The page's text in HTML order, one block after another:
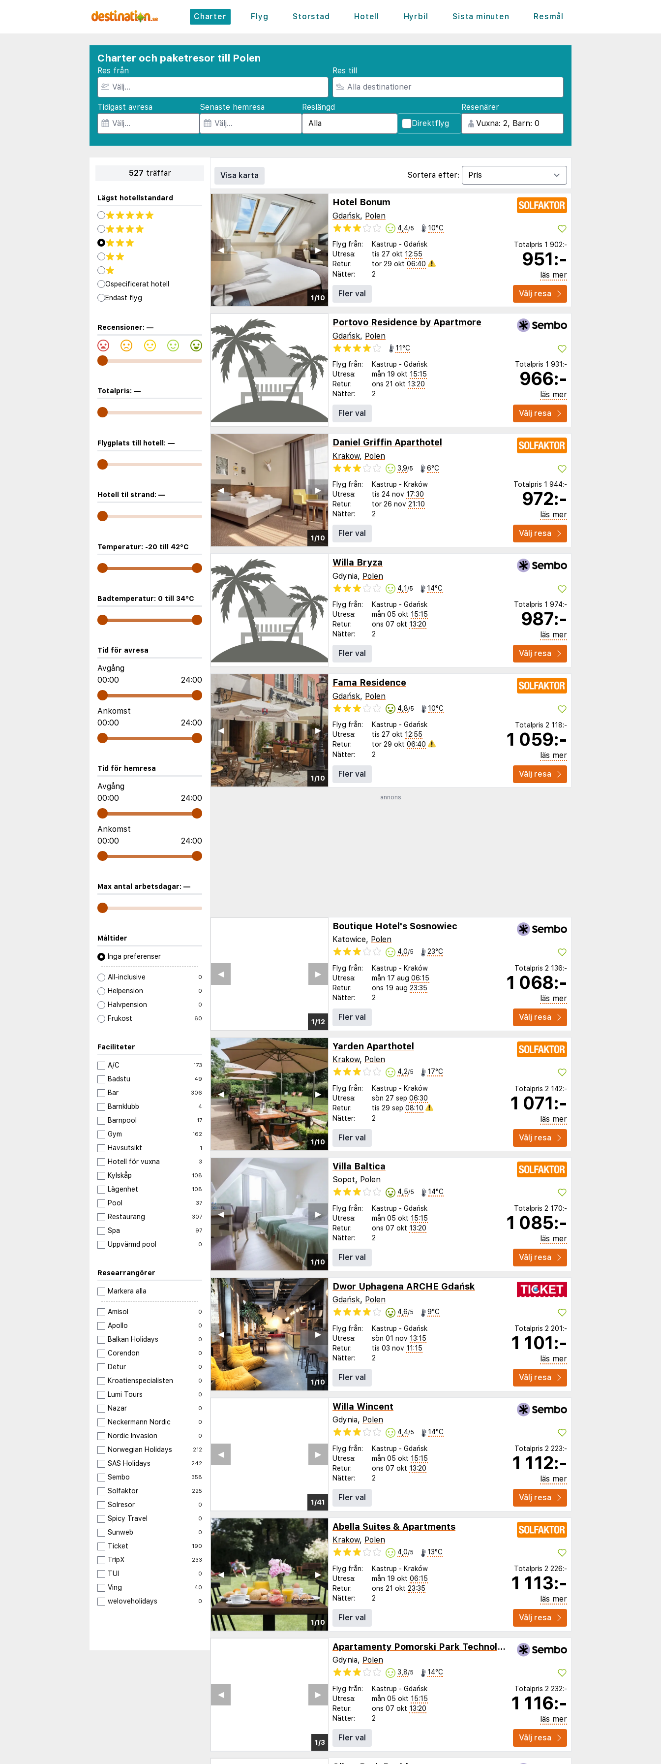
Charter Flyg Storstad Hotell Hyrbil Sista minuten Resmål
Charter och paketresor till Polen
Res från Res till
Tidigast avresa Senaste hemresa
Reslängd
Direktflyg
Resenärer
527 träffar
Lägst hotellstandard
Ospecificerat hotell
Endast flyg
Recensioner: —
Totalpris: —
Flygplats till hotell: —
Hotell til strand: —
Temperatur: -20 till 42°C
Badtemperatur: 0 till 34°C
Tid för avresa
Avgång
00:00
24:00
Ankomst
00:00
24:00
Tid för hemresa
Avgång
00:00
24:00
Ankomst
00:00
24:00
Max antal arbetsdagar: —
Måltider
Inga preferenser
All-inclusive 0
Helpension 0
Halvpension 0
Frukost 60
Faciliteter
A/C 173
Badstu 49
Bar 306
Barnklubb 4
Barnpool 17
Gym 162
Havsutsikt 1
Hotell för vuxna 3
Kylskåp 108
Lägenhet 108
Pool 37
Restaurang 307
Spa 97
Uppvärmd pool 0
Researrangörer
Markera alla
Amisol 0
Apollo 0
Balkan Holidays 0
Corendon 0
Detur 0
Kroatienspecialisten 0
Lumi Tours 0
Nazar 0
Neckermann Nordic 0
Nordic Invasion 0
Norwegian Holidays 212
SAS Holidays 242
Sembo 358
Solfaktor 225
Solresor 0
Spicy Travel 0
Sunweb 0
Ticket 190
TripX 233
TUI 0
Ving 40
weloveholidays 0
Visa karta Sortera efter:
1/10
▶︎
◀︎
Hotel Bonum
Gdańsk, Polen
4,4/5 10°C
Flyg från: Kastrup - Gdańsk
Utresa:
tis 27 okt 12:55
Retur:
tor 29 okt 06:40
Nätter:
2
Totalpris 1 902:-
951:-
läs mer
Fler val
Välj resa
Portovo Residence by Apartmore
Gdańsk, Polen
11°C
Flyg från: Kastrup - Gdańsk
Utresa:
mån 19 okt 15:15
Retur:
ons 21 okt 13:20
Nätter:
2
Totalpris 1 931:-
966:-
läs mer
Fler val
Välj resa
1/10
▶︎
◀︎
Daniel Griffin Aparthotel
Krakow, Polen
3,9/5 6°C
Flyg från: Kastrup - Kraków
Utresa:
tis 24 nov 17:30
Retur:
tor 26 nov 21:10
Nätter:
2
Totalpris 1 944:-
972:-
läs mer
Fler val
Välj resa
Willa Bryza
Gdynia, Polen
4,1 /5 14°C
Flyg från: Kastrup - Gdańsk
Utresa:
mån 05 okt 15:15
Retur:
ons 07 okt 13:20
Nätter:
2
Totalpris 1 974:-
987:-
läs mer
Fler val
Välj resa
1/10
▶︎
◀︎
Fama Residence
Gdańsk, Polen
4,8/5 10°C
Flyg från: Kastrup - Gdańsk
Utresa:
tis 27 okt 12:55
Retur:
tor 29 okt 06:40
Nätter:
2
Totalpris 2 118:-
1 059:-
läs mer
Fler val
Välj resa
annons
1/8
▶︎
◀︎
Boutique Hotel's Sosnowiec
Katowice, Polen
4,0/5 23°C
Flyg från: Kastrup - Kraków
Utresa:
mån 17 aug 06:15
Retur:
ons 19 aug 23:35
Nätter:
2
Totalpris 2 136:-
1 068:-
läs mer
Fler val
Välj resa
1/10
▶︎
◀︎
Yarden Aparthotel
Krakow, Polen
4,2/5 17°C
Flyg från: Kastrup - Kraków
Utresa:
sön 27 sep 06:30
Retur:
tis 29 sep 08:10
Nätter:
2
Totalpris 2 142:-
1 071:-
läs mer
Fler val
Välj resa
1/10
▶︎
◀︎
Villa Baltica
Sopot, Polen
4,5/5 14°C
Flyg från: Kastrup - Gdańsk
Utresa:
mån 05 okt 15:15
Retur:
ons 07 okt 13:20
Nätter:
2
Totalpris 2 170:-
1 085:-
läs mer
Fler val
Välj resa
1/10
▶︎
◀︎
Dwor Uphagena ARCHE Gdańsk
Gdańsk, Polen
4,6/5 9°C
Flyg från: Kastrup - Gdańsk
Utresa:
sön 01 nov 13:15
Retur:
tis 03 nov 11:15
Nätter:
2
Totalpris 2 201:-
1 101:-
läs mer
Fler val
Välj resa
1/37
▶︎
◀︎
Willa Wincent
Gdynia, Polen
4,4/5 14°C
Flyg från: Kastrup - Gdańsk
Utresa:
mån 05 okt 15:15
Retur:
ons 07 okt 13:20
Nätter:
2
Totalpris 2 223:-
1 112:-
läs mer
Fler val
Välj resa
1/10
▶︎
◀︎
Abella Suites & Apartments
Krakow, Polen
4,0/5 13°C
Flyg från: Kastrup - Kraków
Utresa:
mån 19 okt 06:15
Retur:
ons 21 okt 23:35
Nätter:
2
Totalpris 2 226:-
1 113:-
läs mer
Fler val
Välj resa
Apartamenty Pomorski Park Technologiczny
Gdynia, Polen
3,8/5 14°C
Flyg från: Kastrup - Gdańsk
Utresa:
mån 05 okt 15:15
Retur:
ons 07 okt 13:20
Nätter:
2
Totalpris 2 232:-
1 116:-
läs mer
Fler val
Välj resa